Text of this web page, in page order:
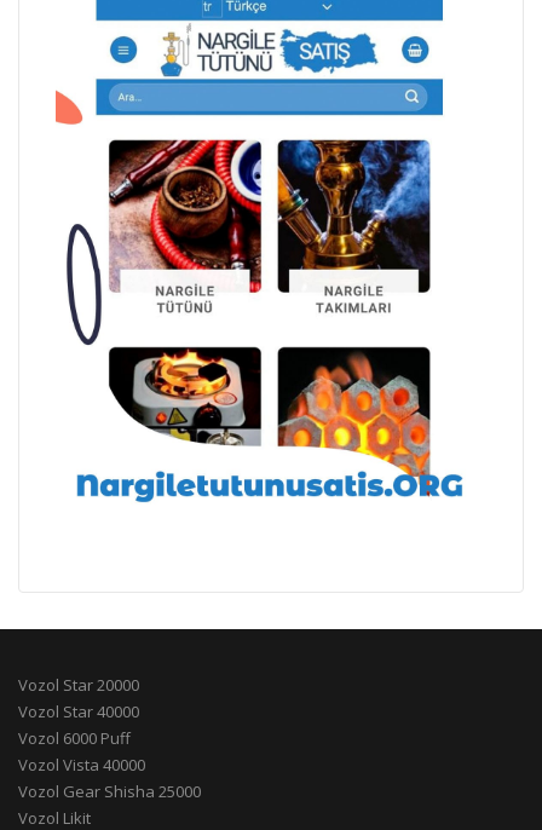
Vozol Star 20000
Vozol Star 40000
Vozol 6000 Puff
Vozol Vista 40000
Vozol Gear Shisha 25000
Vozol Likit